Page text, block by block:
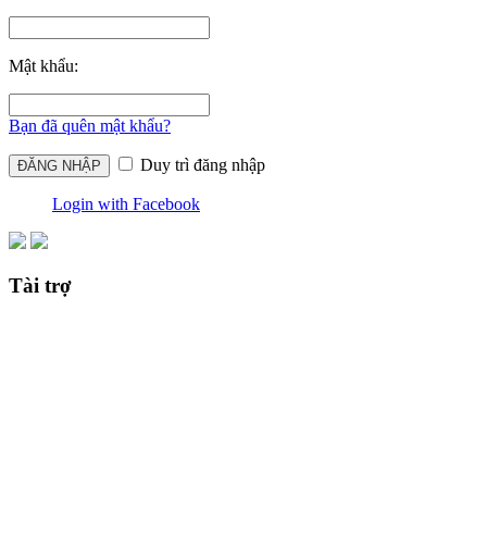
Mật khẩu:
Bạn đã quên mật khẩu?
Duy trì đăng nhập
Login with Facebook
Tài trợ